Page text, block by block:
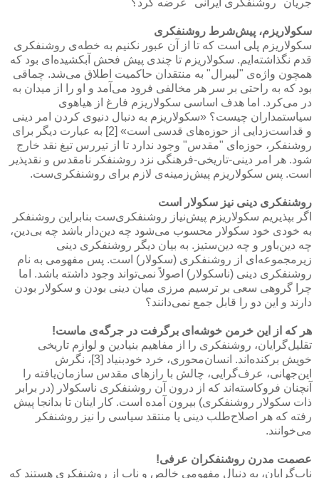
سكولاریزم، پیش‌شرط روشنفكری
سكولاریزم پلی است كه تا از آن عبور نكنیم به خطه‌ی روشنفكری
قدم نگذاشته‌ایم. سكولاریزم تا چندی پیش فحش آبكشیده‌ای بود كه
همچون واژه‌ی "لیبرال" به منتقدان حاكمیت اطلاق می‌شد. چماقی
بود كه به راحتی بر سر هر مخالفی فرود می‌آمد و او را از میدان به
در می‌كرد. اما هدف اساسی سكولاریزم فارغ از هیاهوی
سیاستمداران چیست؟ «سكولاریزم به دنبال دنیوی كردن امر دینی
و قداست‌زدایی از حوزه‌های قدسی است» [2] به عبارت دیگر برای
روشنفكر، حوزه‌ای "مقدس" وجود ندارد تا از تیررس تیغ نقد خارج
شود. هر امر دینی-تاریخی-فرهنگی نزد روشنفكر نامقدس و نقدپذیر
است. پس سكولاریزم پیش‌زمینه‌ی لازم برای روشنفكری‌ست.
روشنفكری دینی نیز سكولار است
اگر بپذیریم سكولاریزم پیش‌نیاز روشنفكری‌ست بنابراین روشنفكر
به خودی خود سكولار محسوب می‌شود چه دین‌دار باشد چه بی‌دین،
چه دین‌باور و چه دین‌ستیز. به بیان دیگر روشنفكری دینی
زیرمجموعه‌ای از روشنفكری (سكولار) است. پس مفهومی به نام
روشنفكری دینی (ناسكولار) اصولاً نمی‌تواند وجود داشته باشد. اما
چرا گروهی سعی بر ترسیم مرزی میان دینی بودن و سكولار بودن
دارند و این دو را قابل جمع نمی‌دانند؟
هر كه از این خرمن خوشه‌ای برگرفت در جرگه‌ی ماست!
تقلیل‌گرایان، روشنفكری را از مفاهیم بنیادین و لوازم تاریخی
خویش بركنده‌اند. انسان‌محوری، خرد خودبنیاد [3]، نگرش
این‌جهانی، عرف‌گرایی، چالش با رازهای مقدس سازمان‌یافته را
آنچنان فروكاسته‌اند كه از درون آن روشنفكری ناسكولار (در برابر
ذات سكولار روشنفكری) بیرون آمده است. كار اینان تا بدانجا پیش
رفته كه هر اصلاح‌طلب دینی یا منتقد سیاسی را نیز روشنفكر
می‌خوانند.
عصمت مدرن روشنفكران عرفی!
ناب‌گرایان، به دنبال مفهومی خالص و ناب از روشنفكری هستند كه